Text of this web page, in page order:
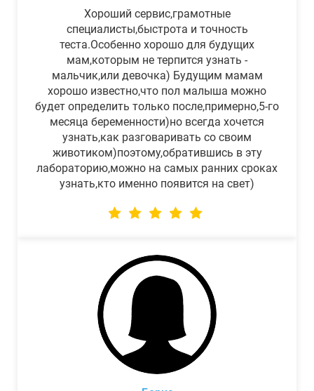
Хороший сервис,грамотные
специалисты,быстрота и точность
теста.Особенно хорошо для будущих
мам,которым не терпится узнать -
мальчик,или девочка) Будущим мамам
хорошо известно,что пол малыша можно
будет определить только после,примерно,5-го
месяца беременности)но всегда хочется
узнать,как разговаривать со своим
животиком)поэтому,обратившись в эту
лабораторию,можно на самых ранних сроках
узнать,кто именно появится на свет)